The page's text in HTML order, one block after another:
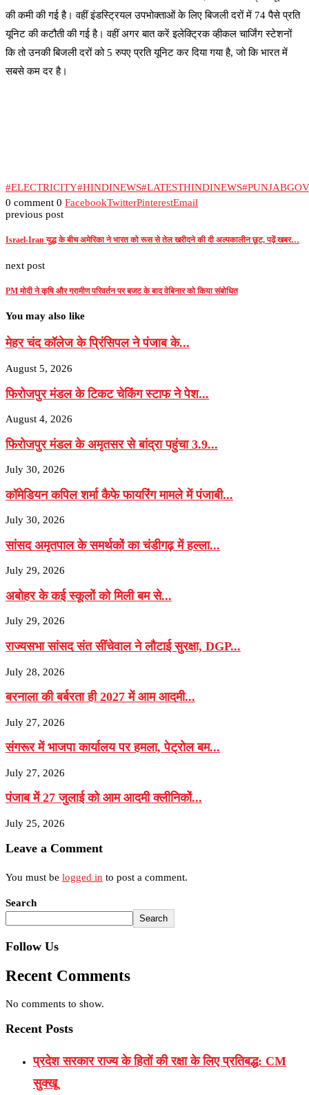
की कमी की गई है। वहीं इंडस्ट्रियल उपभोक्ताओं के लिए बिजली दरों में 74 पैसे प्रति
यूनिट की कटौती की गई है। वहीं अगर बात करें इलेक्ट्रिक व्हीकल चार्जिंग स्टेशनों
कि तो उनकी बिजली दरों को 5 रुपए प्रति यूनिट कर दिया गया है, जो कि भारत में
सबसे कम दर है।
#ELECTRICITY#HINDINEWS#LATESTHINDINEWS
0 comment 0 FacebookTwitterPinterestEmail
previous post
Israel-Iran युद्ध के बीच अमेरिका ने भारत को रूस से तेल खरीदने की दी अल्पकालीन छूट, पढ़ें खबर…
next post
PM मोदी ने कृषि और ग्रामीण परिवर्तन पर बजट के बाद वेबिनार को किया संबोधित
You may also like
मेहर चंद कॉलेज के प्रिंसिपल ने पंजाब के...
August 5, 2026
फिरोजपुर मंडल के टिकट चेकिंग स्टाफ ने पेश...
August 4, 2026
फिरोजपुर मंडल के अमृतसर से बांद्रा पहुंचा 3.9...
July 30, 2026
कॉमेडियन कपिल शर्मा कैफे फायरिंग मामले में पंजाबी...
July 30, 2026
सांसद अमृतपाल के समर्थकों का चंडीगढ़ में हल्ला...
July 29, 2026
अबोहर के कई स्कूलों को मिली बम से...
July 29, 2026
राज्यसभा सांसद संत सींचेवाल ने लौटाई सुरक्षा, DGP...
July 28, 2026
बरनाला की बर्बरता ही 2027 में आम आदमी...
July 27, 2026
संगरूर में भाजपा कार्यालय पर हमला, पेट्रोल बम...
July 27, 2026
पंजाब में 27 जुलाई को आम आदमी क्लीनिकों...
July 25, 2026
Leave a Comment
You must be logged in to post a comment.
Search
Search
Follow Us
Recent Comments
No comments to show.
Recent Posts
प्रदेश सरकार राज्य के हितों की रक्षा के लिए प्रतिबद्ध: CM
सुक्खू